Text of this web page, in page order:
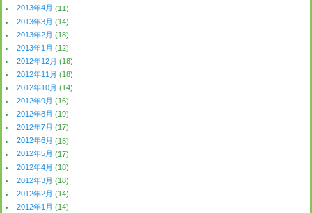
2013年4月 (11)
2013年3月 (14)
2013年2月 (18)
2013年1月 (12)
2012年12月 (18)
2012年11月 (18)
2012年10月 (14)
2012年9月 (16)
2012年8月 (19)
2012年7月 (17)
2012年6月 (18)
2012年5月 (17)
2012年4月 (18)
2012年3月 (18)
2012年2月 (14)
2012年1月 (14)